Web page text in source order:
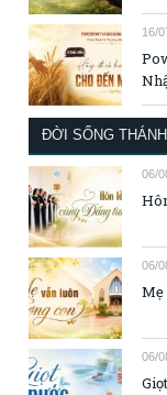
16/
ĐỜI SỐNG
06/
06/
Mẹ
06/